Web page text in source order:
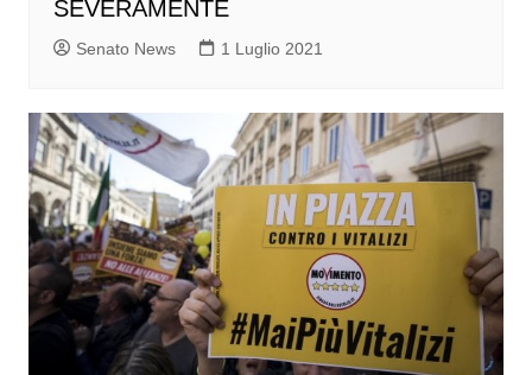
SEVERAMENTE
Senato News 1 Luglio 2021